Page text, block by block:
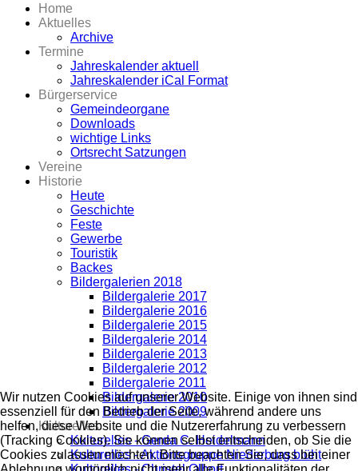
Home
Aktuelles
Archive
Termine
Jahreskalender aktuell
Jahreskalender iCal Format
Bürgerservice
Gemeindeorgane
Downloads
wichtige Links
Ortsrecht Satzungen
Vereine
Historie
Heute
Geschichte
Feste
Gewerbe
Touristik
Backes
Bildergalerien 2018
Bildergalerie 2017
Bildergalerie 2016
Bildergalerie 2015
Bildergalerie 2014
Bildergalerie 2013
Bildergalerie 2012
Bildergalerie 2011
Bildergalerie 2010
Bildergalerie 2009
Kulturelles
Kulturelles - Gerda C. Heidelmann
Kulturelles - Aktionsgruppe Niederburg blüht
Wir nutzen Cookies auf unserer Website. Einige von ihnen sind
essenziell für den Betrieb der Seite, während andere uns
helfen, diese Website und die Nutzererfahrung zu verbessern
(Tracking Cookies). Sie können selbst entscheiden, ob Sie die
Cookies zulassen möchten. Bitte beachten Sie, dass bei einer